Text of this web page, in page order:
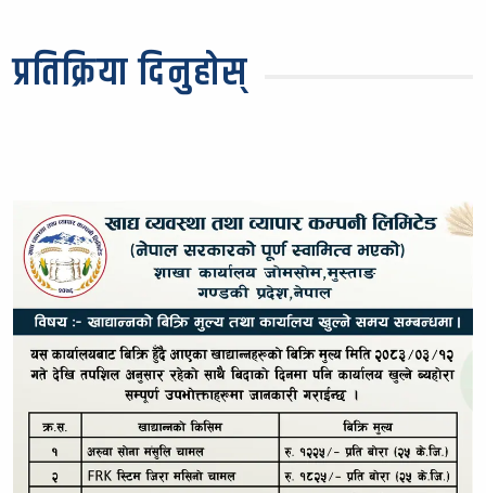
प्रतिक्रिया दिनुहोस्